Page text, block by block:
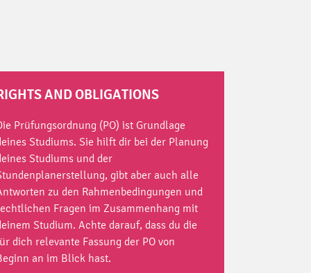
AND OBLIGATIONS
Prüfungsordnung (PO) ist Grundlage
Studiums. Sie hilft dir bei der Planung
Studiums und der
gibt aber auch alle
zu den Rahmenbedingungen und
Fragen im Zusammenhang mit
Studium. Achte darauf, dass du die
dich relevante Fassung der PO von
an im Blick hast.